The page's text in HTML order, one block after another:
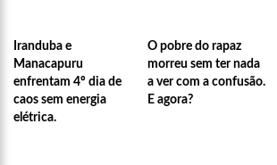
Iranduba e
Manacapuru
enfrentam 4º dia de
caos sem energia
elétrica.
O pobre do rapaz
morreu sem ter nada
a ver com a confusão.
E agora?